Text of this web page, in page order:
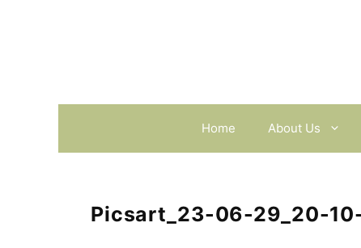
Home About Us
Picsart_23-06-29_20-